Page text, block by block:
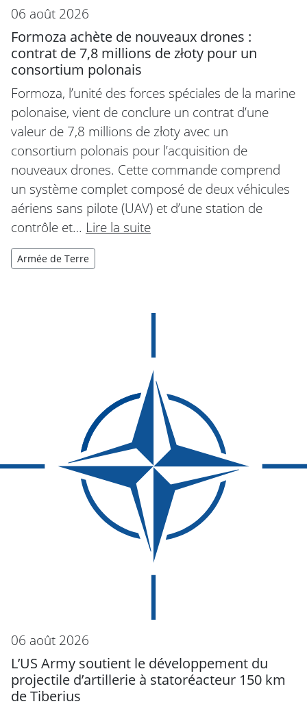
06 août 2026
Formoza achète de nouveaux drones :
contrat de 7,8 millions de złoty pour un
consortium polonais
Formoza, l’unité des forces spéciales de la marine
polonaise, vient de conclure un contrat d’une
valeur de 7,8 millions de złoty avec un
consortium polonais pour l’acquisition de
nouveaux drones. Cette commande comprend
un système complet composé de deux véhicules
aériens sans pilote (UAV) et d’une station de
contrôle et… Lire la suite
Armée de Terre
06 août 2026
L’US Army soutient le développement du
projectile d’artillerie à statoréacteur 150 km
de Tiberius